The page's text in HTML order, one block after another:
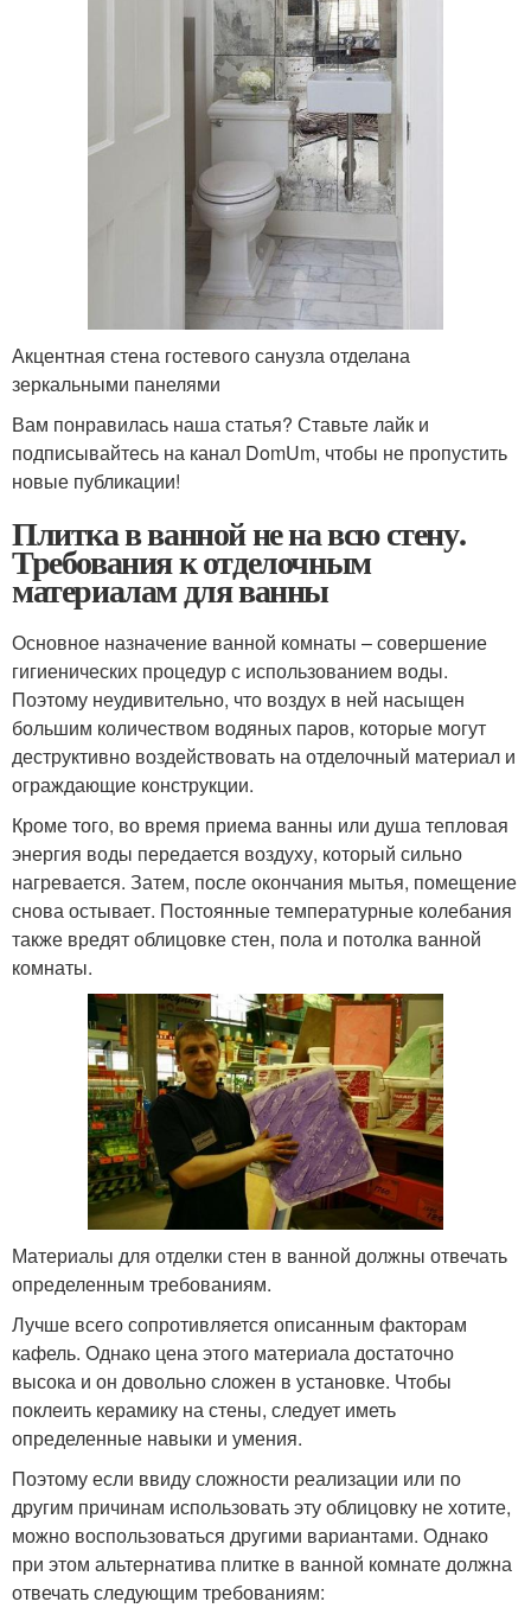
Акцентная стена гостевого санузла отделана
зеркальными панелями
Вам понравилась наша статья? Ставьте лайк и
подписывайтесь на канал DomUm, чтобы не пропустить
новые публикации!
Плитка в ванной не на всю стену.
Требования к отделочным
материалам для ванны
Основное назначение ванной комнаты – совершение
гигиенических процедур с использованием воды.
Поэтому неудивительно, что воздух в ней насыщен
большим количеством водяных паров, которые могут
деструктивно воздействовать на отделочный материал и
ограждающие конструкции.
Кроме того, во время приема ванны или душа тепловая
энергия воды передается воздуху, который сильно
нагревается. Затем, после окончания мытья, помещение
снова остывает. Постоянные температурные колебания
также вредят облицовке стен, пола и потолка ванной
комнаты.
Материалы для отделки стен в ванной должны отвечать
определенным требованиям.
Лучше всего сопротивляется описанным факторам
кафель. Однако цена этого материала достаточно
высока и он довольно сложен в установке. Чтобы
поклеить керамику на стены, следует иметь
определенные навыки и умения.
Поэтому если ввиду сложности реализации или по
другим причинам использовать эту облицовку не хотите,
можно воспользоваться другими вариантами. Однако
при этом альтернатива плитке в ванной комнате должна
отвечать следующим требованиям: